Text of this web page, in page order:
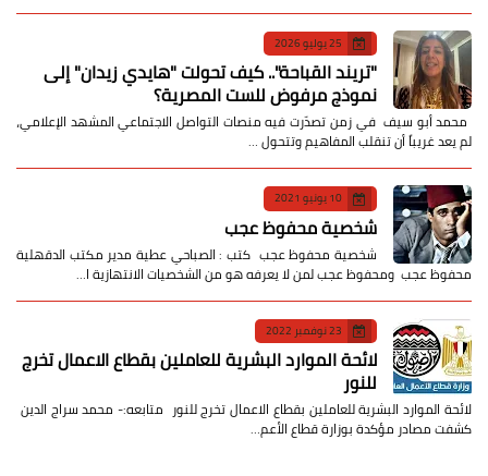
25 يوليو 2026
​"تريند القباحة".. كيف تحولت "هايدي زيدان" إلى
نموذج مرفوض للست المصرية؟
​ محمد أبو سيف ​في زمن تصدّرت فيه منصات التواصل الاجتماعي المشهد الإعلامي،
لم يعد غريباً أن تنقلب المفاهيم وتتحول …
10 يونيو 2021
شخصية محفوظ عجب
شخصية محفوظ عجب كتب : الصباحي عطية مدير مكتب الدقهلية
محفوظ عجب ومحفوظ عجب لمن لا يعرفه هو من الشخصيات الانتهازية ا…
23 نوفمبر 2022
لائحة الموارد البشرية للعاملين بقطاع الاعمال تخرج
للنور
لائحة الموارد البشرية للعاملين بقطاع الاعمال تخرج للنور متابعه:- محمد سراج الدين
كشفت مصادر مؤكدة بوزارة قطاع الأعم…